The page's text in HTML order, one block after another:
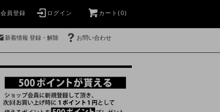
会員登録 ログイン カート(0)
新着情報 登録・解除 お問い合わせ